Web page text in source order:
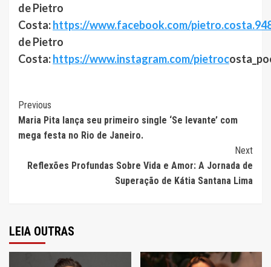
de Pietro
Costa:https://www.facebook.com/
de Pietro
Costa:https://www.instagram.com/pietroc
Continue
Reading
Previous
Maria Pita lança seu primeiro single ‘Se levante’ com
mega festa no Rio de Janeiro.
Next
Reflexões Profundas Sobre Vida e Amor: A Jornada de
Superação de Kátia Santana Lima
LEIA OUTRAS